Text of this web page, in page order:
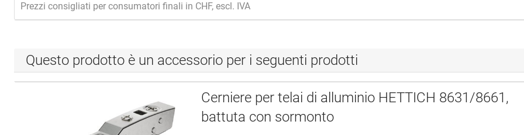
Prezzi consigliati per consumatori finali in CHF, escl. IVA
Questo prodotto è un accessorio per i seguenti prodotti
Cerniere per telai di alluminio HETTICH 8631/8661,
battuta con sormonto